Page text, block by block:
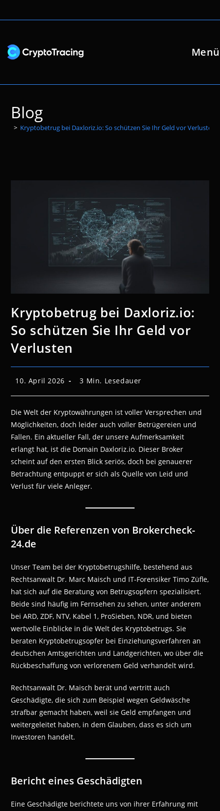
Inhalt
Menü
Blog
> Kryptobetrug bei Daxloriz.io: So schützen Sie Ihr Geld vor Verlusten
Kryptobetrug bei Daxloriz.io:
So schützen Sie Ihr Geld vor
Verlusten
Beitrag
10. April 2026 Lesedauer:
3 Min. Lesedauer
Die Welt der Kryptowährungen ist voller Versprechen und
Möglichkeiten, doch leider auch voller Betrügereien und
Fallen. Ein aktueller Fall, der unsere Aufmerksamkeit
erlangt hat, ist die Domain Daxloriz.io. Dieser Broker
scheint auf den ersten Blick seriös, doch bei genauerer
Betrachtung entpuppt er sich als Quelle von Leid und
Verlust für viele Anleger.
Über die Referenzen von Brokercheck-
24.de
Unser Team bei der Kryptobetrugshilfe, bestehend aus
Rechtsanwalt Dr. Marc Maisch und IT-Forensiker Timo Züfle,
hat sich auf die Beratung von Betrugsopfern spezialisiert.
Beide sind häufig im Fernsehen zu sehen, unter anderem
bei ARD, ZDF, NTV, Kabel 1, ProSieben, NDR, und bieten
wertvolle Einblicke in die Welt des Kryptobetrugs. Sie
beraten Kryptobetrugsopfer bei Einziehungsverfahren an
deutschen Amtsgerichten und Landgerichten, wo über die
Rückbeschaffung von verlorenem Geld verhandelt wird.
Rechtsanwalt Dr. Maisch berät und vertritt auch
Geschädigte, die sich zum Beispiel wegen Geldwäsche
strafbar gemacht haben, weil sie Geld empfangen und
weitergeleitet haben, in dem Glauben, dass es sich um
Investoren handelt.
Bericht eines Geschädigten
Eine Geschädigte berichtete uns von ihrer Erfahrung mit